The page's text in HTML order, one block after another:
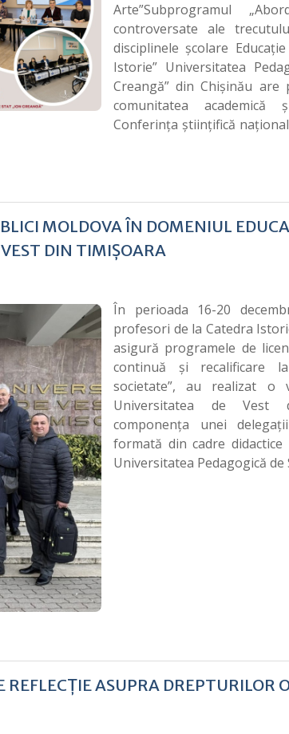
Arte”Subprogramul
controversate ale
disciplinele școlare
Istorie” Universitatea
Creangă” din Chișinău are
comunitatea academică
Conferința științifică
MOLDOVA ÎN DOMENIUL
DIN TIMIȘOARA
În perioada 16-20
profesori de la Catedra
asigură programele de
continuă și recalificare
societate”, au realizat o
Universitatea de Vest
componența unei
formată din cadre
Universitatea Pedagogică de
ASUPRA DREPTURILOR